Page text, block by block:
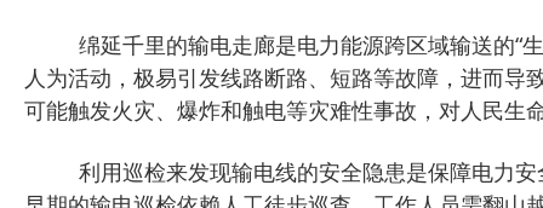
绵延千里的输电走廊是电力能源跨区域输送的“
人为活动，极易引发线路断路、短路等故障，进而
可能触发火灾、爆炸和触电等灾难性事故，对人民生
利用巡检来发现输电线的安全隐患是保障电力